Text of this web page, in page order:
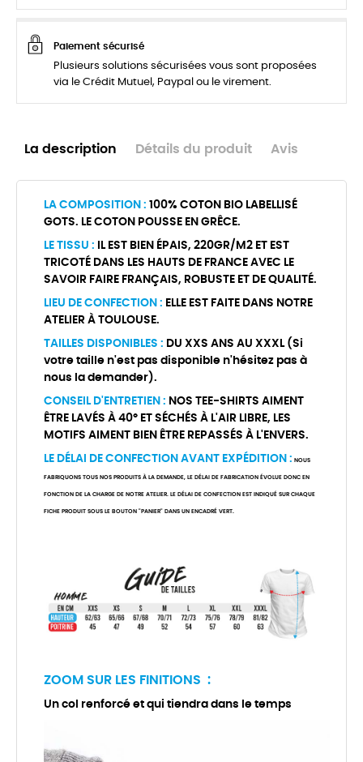
Paiement sécurisé
Plusieurs solutions sécurisées vous sont proposées
via le Crédit Mutuel, Paypal ou le virement.
La description Détails du produit Avis
LA COMPOSITION : 100% COTON BIO LABELLISÉ
GOTS. LE COTON POUSSE EN GRÊCE.
LE TISSU : IL EST BIEN ÉPAIS, 220GR/M2 ET EST
TRICOTÉ DANS LES HAUTS DE FRANCE AVEC LE
SAVOIR FAIRE FRANÇAIS, ROBUSTE ET DE QUALITÉ.
LIEU DE CONFECTION : ELLE EST FAITE DANS NOTRE
ATELIER À TOULOUSE.
TAILLES DISPONIBLES : DU XXS ANS AU XXXL (Si
votre taille n'est pas disponible n'hésitez pas à
nous la demander).
CONSEIL D'ENTRETIEN : NOS TEE-SHIRTS AIMENT
ÊTRE LAVÉS À 40° ET SÉCHÉS À L'AIR LIBRE, LES
MOTIFS AIMENT BIEN ÊTRE REPASSÉS À L'ENVERS.
LE DÉLAI DE CONFECTION AVANT EXPÉDITION : NOUS
FABRIQUONS TOUS NOS PRODUITS À LA DEMANDE, LE DÉLAI DE FABRICATION ÉVOLUE DONC EN
FONCTION DE LA CHARGE DE NOTRE ATELIER. LE DÉLAI DE CONFECTION EST INDIQUÉ SUR CHAQUE
FICHE PRODUIT SOUS LE BOUTON "PANIER" DANS UN ENCADRÉ VERT.
ZOOM SUR LES FINITIONS :
Un col renforcé et qui tiendra dans le temps